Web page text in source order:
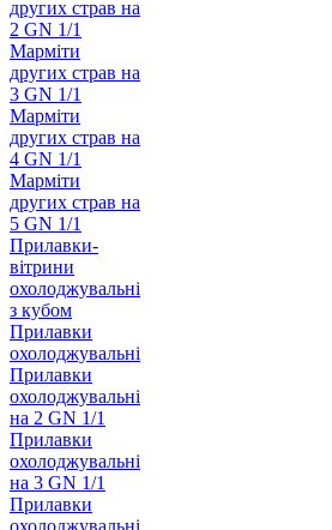
других страв на
2 GN 1/1
Марміти
других страв на
3 GN 1/1
Марміти
других страв на
4 GN 1/1
Марміти
других страв на
5 GN 1/1
Прилавки-
вітрини
охолоджувальні
з кубом
Прилавки
охолоджувальні
Прилавки
охолоджувальні
на 2 GN 1/1
Прилавки
охолоджувальні
на 3 GN 1/1
Прилавки
охолоджувальні